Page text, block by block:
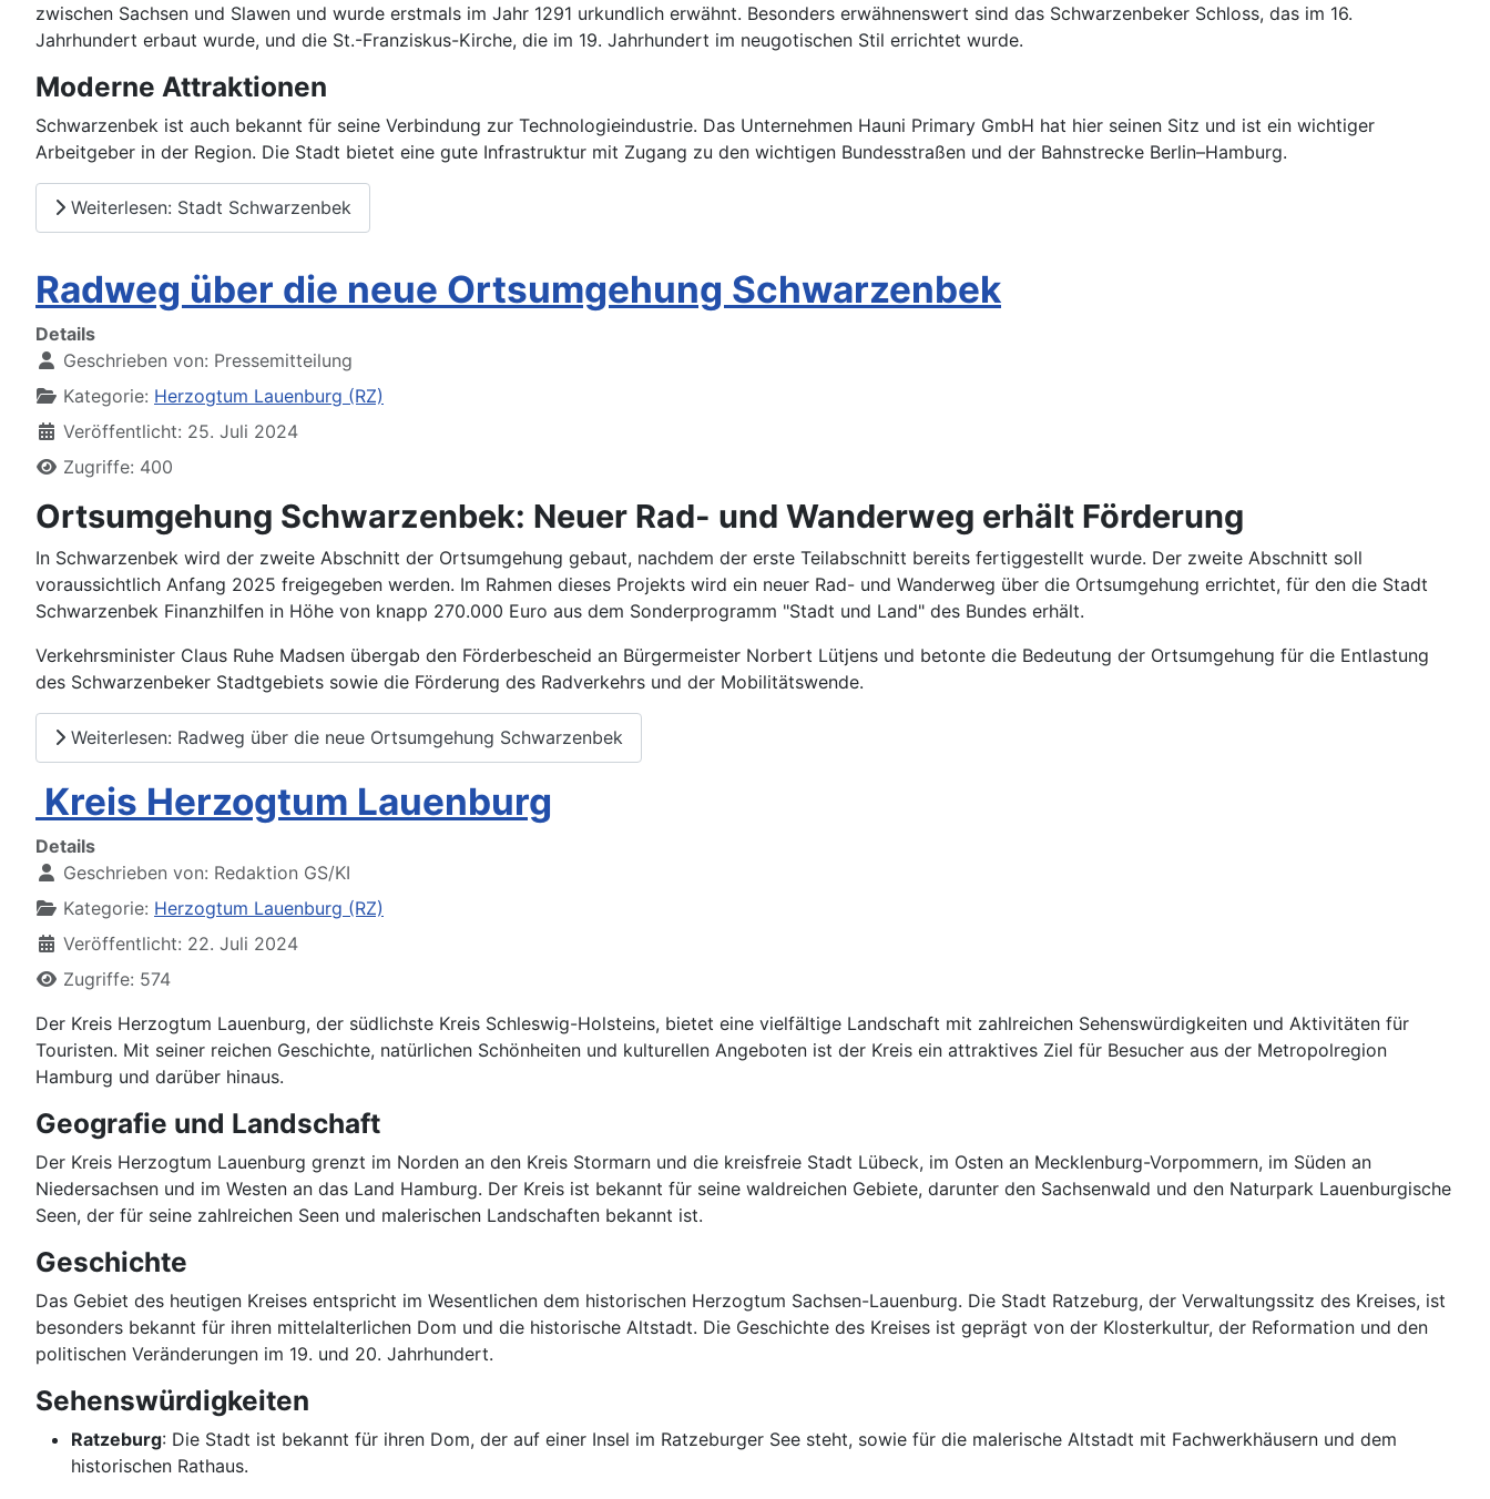
zwischen Sachsen und Slawen und wurde erstmals im Jahr 1291 urkundlich erwähnt. Besonders erwähnenswert sind das Schwarzenbeker Schloss, das im 16.
Jahrhundert erbaut wurde, und die St.-Franziskus-Kirche, die im 19. Jahrhundert im neugotischen Stil errichtet wurde.
Moderne Attraktionen
Schwarzenbek ist auch bekannt für seine Verbindung zur Technologieindustrie. Das Unternehmen Hauni Primary GmbH hat hier seinen Sitz und ist ein wichtiger
Arbeitgeber in der Region. Die Stadt bietet eine gute Infrastruktur mit Zugang zu den wichtigen Bundesstraßen und der Bahnstrecke Berlin–Hamburg.
Weiterlesen: Stadt Schwarzenbek
Radweg über die neue Ortsumgehung Schwarzenbek
Details
Geschrieben von: Pressemitteilung
Kategorie: Herzogtum Lauenburg (RZ)
Veröffentlicht: 25. Juli 2024
Zugriffe: 400
Ortsumgehung Schwarzenbek: Neuer Rad- und Wanderweg erhält Förderung
In Schwarzenbek wird der zweite Abschnitt der Ortsumgehung gebaut, nachdem der erste Teilabschnitt bereits fertiggestellt wurde. Der zweite Abschnitt soll
voraussichtlich Anfang 2025 freigegeben werden. Im Rahmen dieses Projekts wird ein neuer Rad- und Wanderweg über die Ortsumgehung errichtet, für den die Stadt
Schwarzenbek Finanzhilfen in Höhe von knapp 270.000 Euro aus dem Sonderprogramm "Stadt und Land" des Bundes erhält.
Verkehrsminister Claus Ruhe Madsen übergab den Förderbescheid an Bürgermeister Norbert Lütjens und betonte die Bedeutung der Ortsumgehung für die Entlastung
des Schwarzenbeker Stadtgebiets sowie die Förderung des Radverkehrs und der Mobilitätswende.
Weiterlesen: Radweg über die neue Ortsumgehung Schwarzenbek
Kreis Herzogtum Lauenburg
Details
Geschrieben von: Redaktion GS/KI
Kategorie: Herzogtum Lauenburg (RZ)
Veröffentlicht: 22. Juli 2024
Zugriffe: 574
Der Kreis Herzogtum Lauenburg, der südlichste Kreis Schleswig-Holsteins, bietet eine vielfältige Landschaft mit zahlreichen Sehenswürdigkeiten und Aktivitäten für
Touristen. Mit seiner reichen Geschichte, natürlichen Schönheiten und kulturellen Angeboten ist der Kreis ein attraktives Ziel für Besucher aus der Metropolregion
Hamburg und darüber hinaus.
Geografie und Landschaft
Der Kreis Herzogtum Lauenburg grenzt im Norden an den Kreis Stormarn und die kreisfreie Stadt Lübeck, im Osten an Mecklenburg-Vorpommern, im Süden an
Niedersachsen und im Westen an das Land Hamburg. Der Kreis ist bekannt für seine waldreichen Gebiete, darunter den Sachsenwald und den Naturpark Lauenburgische
Seen, der für seine zahlreichen Seen und malerischen Landschaften bekannt ist.
Geschichte
Das Gebiet des heutigen Kreises entspricht im Wesentlichen dem historischen Herzogtum Sachsen-Lauenburg. Die Stadt Ratzeburg, der Verwaltungssitz des Kreises, ist
besonders bekannt für ihren mittelalterlichen Dom und die historische Altstadt. Die Geschichte des Kreises ist geprägt von der Klosterkultur, der Reformation und den
politischen Veränderungen im 19. und 20. Jahrhundert.
Sehenswürdigkeiten
Ratzeburg: Die Stadt ist bekannt für ihren Dom, der auf einer Insel im Ratzeburger See steht, sowie für die malerische Altstadt mit Fachwerkhäusern und dem
historischen Rathaus.